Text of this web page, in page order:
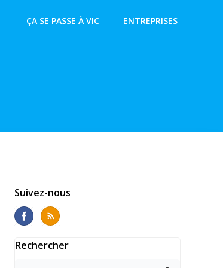
ÇA SE PASSE À VIC ENTREPRISES
Suivez-nous
Rechercher